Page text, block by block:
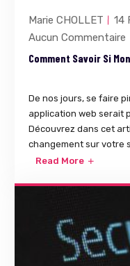
Marie CHOLLET
14
Aucun Commentaire
Comment Savoir Si
De nos jours, se faire
application web serait
Découvrez dans cet
changement sur votre
Read More